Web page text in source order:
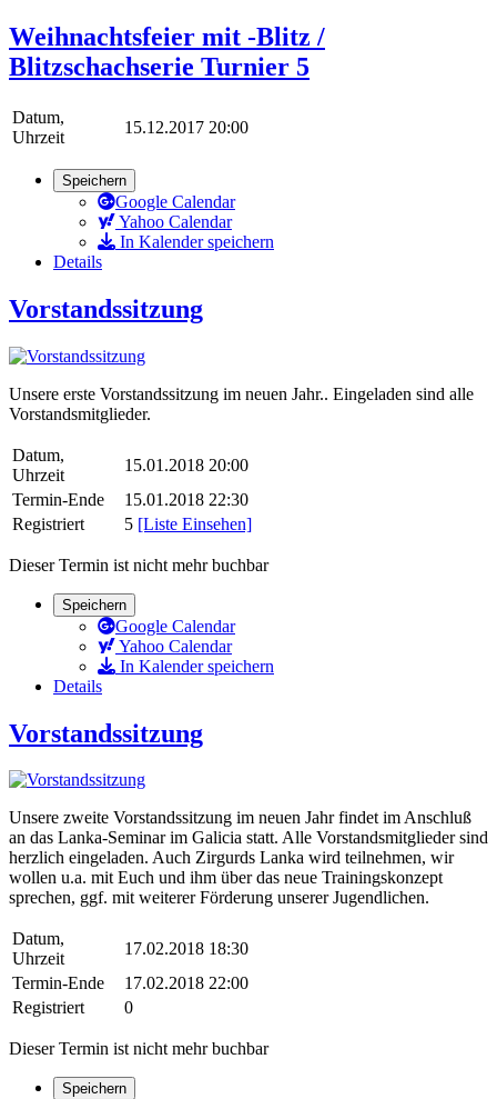
Weihnachtsfeier mit -Blitz /
Blitzschachserie Turnier 5
Datum,
Uhrzeit
15.12.2017 20:00
Speichern
Google Calendar
Yahoo Calendar
In Kalender speichern
Details
Vorstandssitzung
Unsere erste Vorstandssitzung im neuen Jahr.. Eingeladen sind alle
Vorstandsmitglieder.
Datum,
Uhrzeit
15.01.2018 20:00
Termin-Ende
15.01.2018 22:30
Registriert
5 [Liste Einsehen]
Dieser Termin ist nicht mehr buchbar
Speichern
Google Calendar
Yahoo Calendar
In Kalender speichern
Details
Vorstandssitzung
Unsere zweite Vorstandssitzung im neuen Jahr findet im Anschluß
an das Lanka-Seminar im Galicia statt. Alle Vorstandsmitglieder sind
herzlich eingeladen. Auch Zirgurds Lanka wird teilnehmen, wir
wollen u.a. mit Euch und ihm über das neue Trainingskonzept
sprechen, ggf. mit weiterer Förderung unserer Jugendlichen.
Datum,
Uhrzeit
17.02.2018 18:30
Termin-Ende
17.02.2018 22:00
Registriert
0
Dieser Termin ist nicht mehr buchbar
Speichern